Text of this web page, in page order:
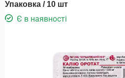
Упаковка / 10 шт
Є в наявності